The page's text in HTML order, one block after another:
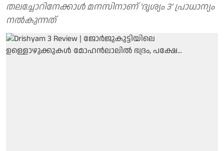
തലച്ചോറിനേക്കാൾ മനസിനാണ് 'ദൃശ്യം 3' പ്രാധാന്യം
നൽകുന്നത്